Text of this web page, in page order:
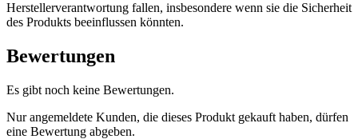
Herstellerverantwortung fallen, insbesondere wenn sie die Sicherheit
des Produkts beeinflussen könnten.
Bewertungen
Es gibt noch keine Bewertungen.
Nur angemeldete Kunden, die dieses Produkt gekauft haben, dürfen
eine Bewertung abgeben.